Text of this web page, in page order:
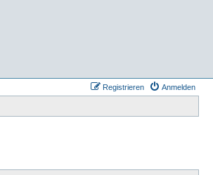
Anmelden
Registrieren